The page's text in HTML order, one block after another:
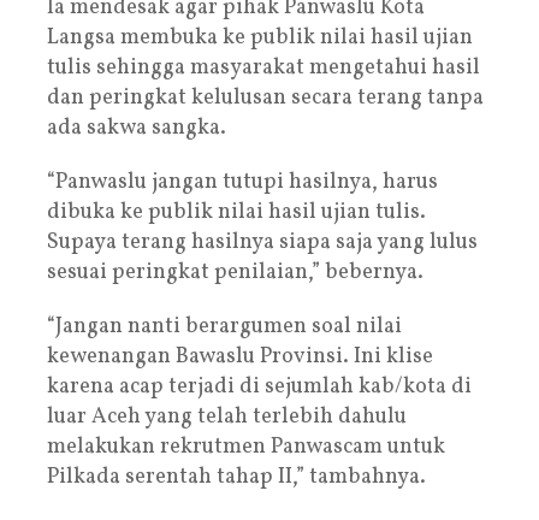
Ia mendesak agar pihak Panwaslu Kota
Langsa membuka ke publik nilai hasil ujian
tulis sehingga masyarakat mengetahui hasil
dan peringkat kelulusan secara terang tanpa
ada sakwa sangka.
“Panwaslu jangan tutupi hasilnya, harus
dibuka ke publik nilai hasil ujian tulis.
Supaya terang hasilnya siapa saja yang lulus
sesuai peringkat penilaian,” bebernya.
“Jangan nanti berargumen soal nilai
kewenangan Bawaslu Provinsi. Ini klise
karena acap terjadi di sejumlah kab/kota di
luar Aceh yang telah terlebih dahulu
melakukan rekrutmen Panwascam untuk
Pilkada serentah tahap II,” tambahnya.